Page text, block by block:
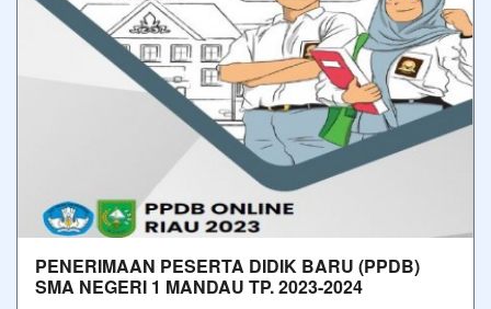
PENERIMAAN PESERTA DIDIK BARU (PPDB)
SMA NEGERI 1 MANDAU TP. 2023-2024